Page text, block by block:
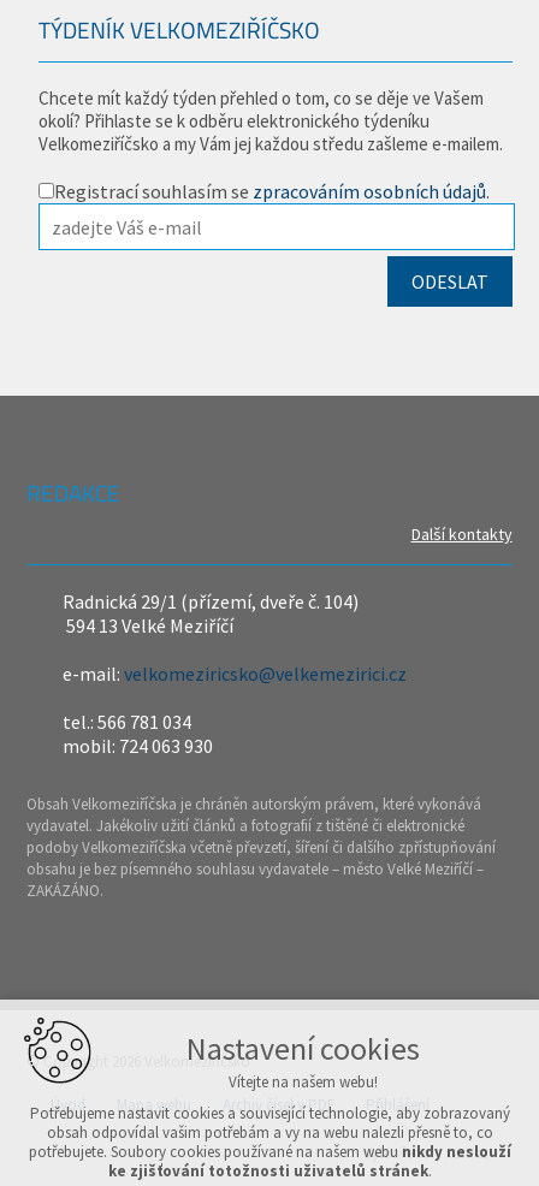
TÝDENÍK VELKOMEZIŘÍČSKO
Chcete mít každý týden přehled o tom, co se děje ve Vašem
okolí? Přihlaste se k odběru elektronického týdeníku
Velkomeziříčsko a my Vám jej každou středu zašleme e-mailem.
Registrací souhlasím se zpracováním osobních údajů.
REDAKCE
Další kontakty
Radnická 29/1 (přízemí, dveře č. 104)
594 13 Velké Meziříčí
e-mail:velkomeziricsko@velkemezirici.cz
tel.: 566 781 034
mobil: 724 063 930
Obsah Velkomeziříčska je chráněn autorským právem, které vykonává
vydavatel. Jakékoliv užití článků a fotografií z tištěné či elektronické
podoby Velkomeziříčska včetně převzetí, šíření či dalšího zpřístupňování
obsahu je bez písemného souhlasu vydavatele – město Velké Meziříčí –
ZAKÁZÁNO.
© Copyright 2026 Velkomeziříčsko
Úvod Mapa webu Archiv čísel v PDF Přihlášení
Vytvořeno v xart.cz
Nastavení cookies
Vítejte na našem webu!
Potřebujeme nastavit cookies a související technologie, aby zobrazovaný
obsah odpovídal vašim potřebám a vy na webu nalezli přesně to, co
potřebujete. Soubory cookies používané na našem webu nikdy neslouží
ke zjišťování totožnosti uživatelů stránek.